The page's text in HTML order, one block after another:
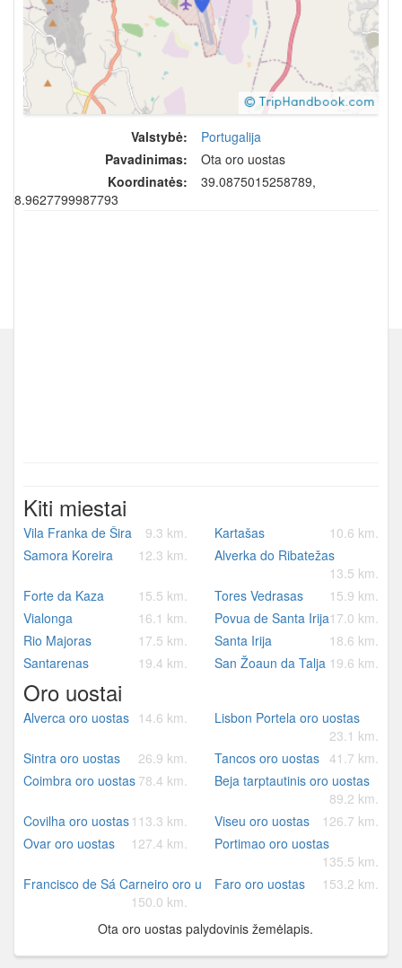
Valstybė:
Portugalija
Pavadinimas:
Ota oro uostas
Koordinatės:
39.0875015258789,
-8.9627799987793
Kiti miestai
Vila Franka de Šira 9.3 km. Kartašas
10.6 km.
Samora Koreira
12.3 km.
Alverka do Ribatežas
13.5 km.
Forte da Kaza
15.5 km. Tores Vedrasas
15.9 km.
Vialonga
16.1 km. Povua de Santa Irija17.0 km.
Rio Majoras
17.5 km. Santa Irija
18.6 km.
Santarenas
19.4 km. San Žoaun da Talja 19.6 km.
Oro uostai
Alverca oro uostas 14.6 km.
Lisbon Portela oro uostas
23.1 km.
Sintra oro uostas
26.9 km. Tancos oro uostas 41.7 km.
Coimbra oro uostas 78.4 km.
Beja tarptautinis oro uostas
89.2 km.
Covilha oro uostas113.3 km. Viseu oro uostas
126.7 km.
Ovar oro uostas
127.4 km.
Portimao oro uostas
135.5 km.
Francisco de Sá Carneiro oro uostas
150.0 km.
Faro oro uostas 153.2 km.
Ota oro uostas palydovinis žemėlapis.